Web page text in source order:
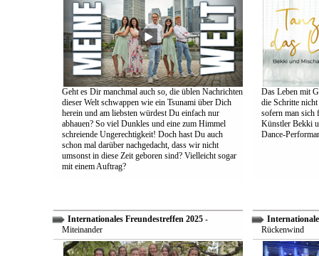
Geht es Dir manchmal auch so, die üblen Nachrichten
dieser Welt schwappen wie ein Tsunami über Dich
herein und am liebsten würdest Du einfach nur
abhauen? So viel Dunkles und eine zum Himmel
schreiende Ungerechtigkeit! Doch hast Du auch
schon mal darüber nachgedacht, dass wir nicht
umsonst in diese Zeit geboren sind? Vielleicht sogar
mit einem Auftrag?
Das Leben mit
die Schritte
sofern man sich
Künstler Bekki
Dance-
Internationales Freundestreffen 2025-
Miteinander
Rückenwind